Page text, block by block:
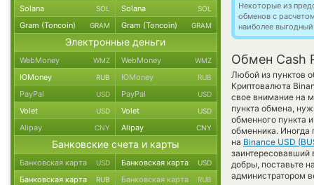
Некоторые из
обменов с
наиболее
Обмен Cash
Любой из пунктов
Криптовалюта
свое внимание на
пункта обмена,
обменного пункта
обменника. Иногда
на Binance USD
заинтересовавший
добры, поставьте
администратором
Solana SOL Solana SOL
Gram (Toncoin) GRAM Gram (Toncoin) GRAM
Электронные деньги
WebMoney WMZ WebMoney WMZ
ЮMoney RUB ЮMoney RUB
PayPal USD PayPal USD
Volet USD Volet USD
Alipay CNY Alipay CNY
Банковские счета и карты
Банковская карта USD Банковская карта USD
Банковская карта RUB Банковская карта RUB